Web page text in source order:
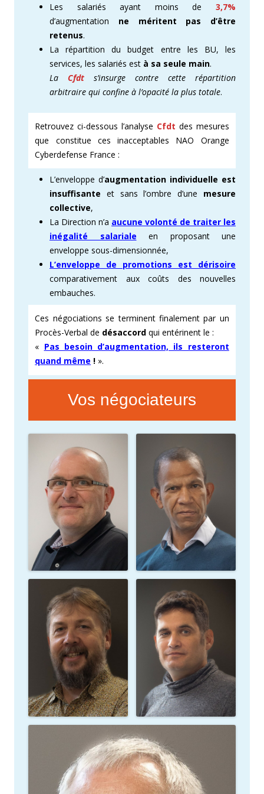
Les salariés ayant moins de 3,7%
d’augmentation ne méritent pas d’être
retenus.
La répartition du budget entre les BU, les
services, les salariés est à sa seule main.
La Cfdt s’insurge contre cette répartition
arbitraire qui confine à l’opacité la plus totale.
Retrouvez ci-dessous l’analyse Cfdt des mesures
que constitue ces inacceptables NAO Orange
Cyberdefense France :
L’enveloppe d’augmentation individuelle est
insuffisante et sans l’ombre d’une mesure
collective,
La Direction n’a aucune volonté de traiter les
inégalité salariale en proposant une
enveloppe sous-dimensionnée,
L’enveloppe de promotions est dérisoire
comparativement aux coûts des nouvelles
embauches.
Ces négociations se terminent finalement par un
Procès-Verbal de désaccord qui entérinent le :
« Pas besoin d’augmentation, ils resteront
quand même ! ».
Vos négociateurs